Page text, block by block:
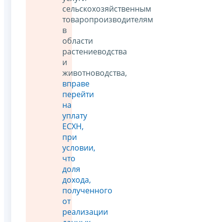
сельскохозяйственным
товаропроизводителям
в
области
растениеводства
и
животноводства,
вправе
перейти
на
уплату
ЕСХН,
при
условии,
что
доля
дохода,
полученного
от
реализации